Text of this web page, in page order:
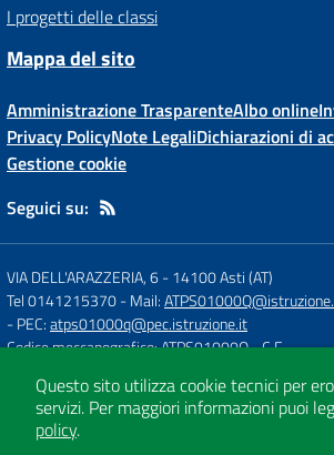
I progetti delle classi
Mappa del sito
Amministrazione TrasparenteAlbo online
Privacy PolicyNote LegaliDichiarazioni di
Gestione cookie
Seguici su:
VIA DELL'ARAZZERIA, 6-14100 Asti (AT)
Tel 0141215370- Mail:
- PEC:atps01000q@pec.istruzione.it
Codice meccanografico: ATPS01000Q- C.F.
Concept &
Questo sito utilizza cookie tecnici per
servizi. Per maggiori informazioni puoi
policy.